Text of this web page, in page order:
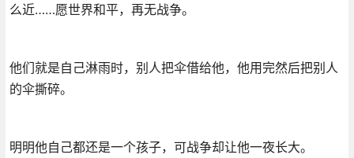
么近……愿世界和平，再无战争。
他们就是自己淋雨时，别人把伞借给他，他用完然后把别人
的伞撕碎。
明明他自己都还是一个孩子，可战争却让他一夜长大。